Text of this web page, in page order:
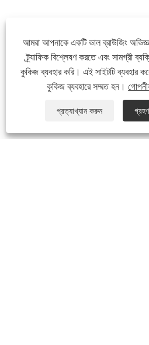
আমরা আপনাকে একটি ভাল ব্রাউজিং
ট্র্যাফিক বিশ্লেষণ করতে এবং সামগ্রী
কুকিজ ব্যবহার করি। এই সাইটটি ব্যবহার
কুকিজ ব্যবহারে সম্মত হন।
প্রত্যাখ্যান করুন